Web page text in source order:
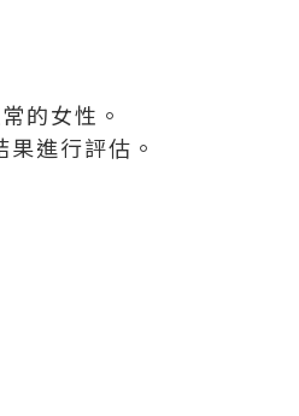
的女性。
進行評估。